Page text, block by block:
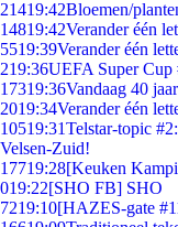
21419:42Bloemen/
14819:42Verander één
5519:39Verander één
219:36UEFA Super
17319:36Vandaag 40
2019:34Verander één
10519:31Telstar-topic
Velsen-Zuid!
17719:28[Keuken
019:22[SHO FB] SHO
7219:10[HAZES-gate